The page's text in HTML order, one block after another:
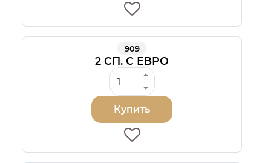
909
2 СП. С ЕВРО
Купить